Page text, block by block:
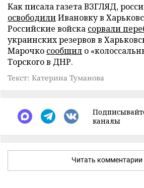
Как писала газета ВЗГЛЯД,
освободилиИвановку в
Российские войска сорвали
украинских резервов в
Марочко сообщил о
Торского в ДНР.
Текст: Катерина Туманова
каналы
Читать комментарии